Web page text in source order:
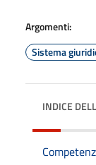
Argomenti:
Sistema
INDICE